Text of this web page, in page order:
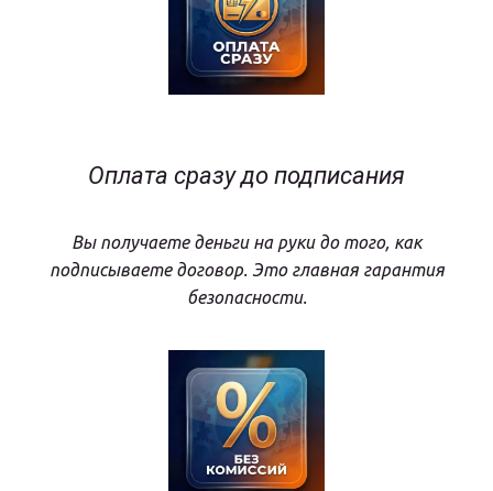
Оплата сразу до подписания
Вы получаете деньги на руки до того, как
подписываете договор. Это главная гарантия
безопасности.